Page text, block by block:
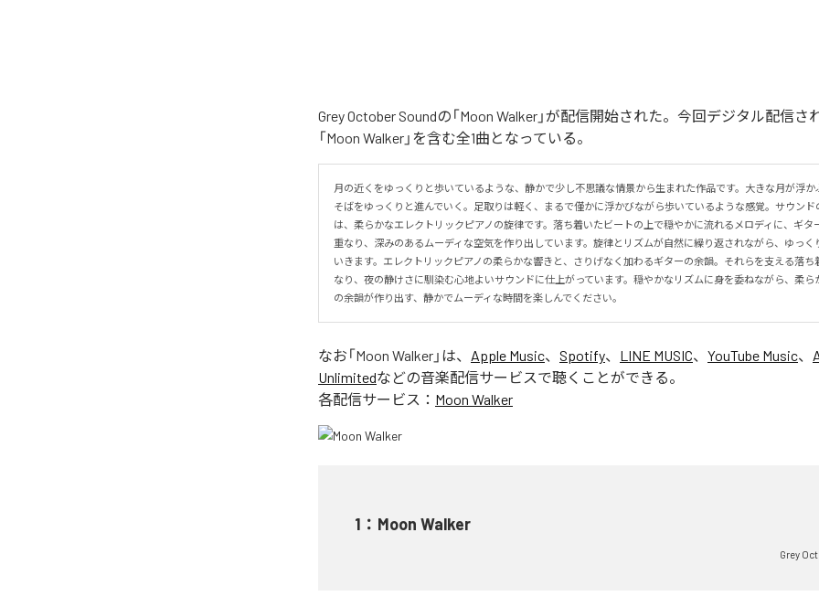
Grey October Soundの「Moon Walker」が配信開始された。今回デジタル配信さ
「Moon Walker」を含む全1曲となっている。
月の近くをゆっくりと歩いているような、静かで少し不思議な情景から生まれた作品です。大きな月が浮か
そばをゆっくりと進んでいく。足取りは軽く、まるで僅かに浮かびながら歩いているような感覚。サウンド
は、柔らかなエレクトリックピアノの旋律です。落ち着いたビートの上で穏やかに流れるメロディに、ギタ
重なり、深みのあるムーディな空気を作り出しています。旋律とリズムが自然に繰り返されながら、ゆっく
いきます。エレクトリックピアノの柔らかな響きと、さりげなく加わるギターの余韻。それらを支える落ち
なり、夜の静けさに馴染む心地よいサウンドに仕上がっています。穏やかなリズムに身を委ねながら、柔ら
の余韻が作り出す、静かでムーディな時間を楽しんでください。
なお「Moon Walker 」は、 Apple Music、 Spotify、 LINE MUSIC、 YouTube Music、
Unlimitedなどの音楽配信サービスで聴くことができる。
各配信サービス： Moon Walker
1 ： Moon Walker
Grey